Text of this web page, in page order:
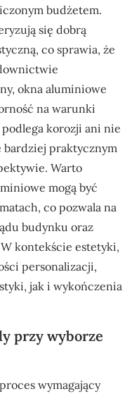
budżetem.
się dobrą
co sprawia, że
okna aluminiowe
na warunki
korozji ani nie
bardziej praktycznym
Warto
mogą być
co pozwala na
budynku oraz
kontekście estetyki,
personalizacji,
jak i wykończenia
przy wyborze
wymagający